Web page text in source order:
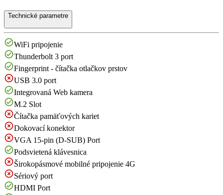
Technické parametre
WiFi pripojenie
Thunderbolt 3 port
Fingerprint - čítačka otlačkov prstov
USB 3.0 port
Integrovaná Web kamera
M.2 Slot
Čítačka pamäťových kariet
Dokovací konektor
VGA 15-pin (D-SUB) Port
Podsvietená klávesnica
Širokopásmové mobilné pripojenie 4G
Sériový port
HDMI Port